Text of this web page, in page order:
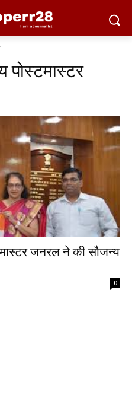
पोस्टमास्टर
जनरल ने की सौजन्य
0